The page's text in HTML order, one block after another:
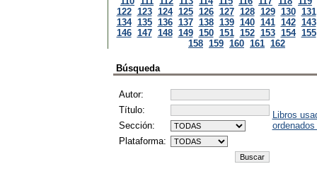
122 123 124 125 126 127 128 129 130 131
134 135 136 137 138 139 140 141 142 143
146 147 148 149 150 151 152 153 154 155
158 159 160 161 162
Búsqueda
Autor:
Título:
Sección:
Plataforma:
Libros